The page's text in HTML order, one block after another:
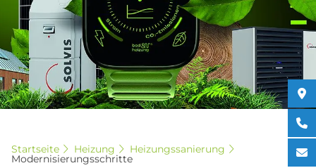
Startseite Heizung Heizungssanierung
Modernisierungsschritte